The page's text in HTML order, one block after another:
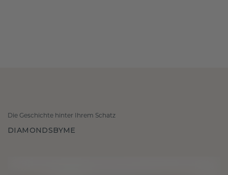
Die Geschichte hinter Ihrem Schatz
DIAMONDSBYME